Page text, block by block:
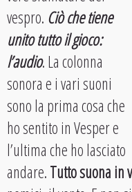
vespro. Ciò che tiene
unito tutto il gioco:
l’audio. La colonna
sonora e i vari suoni
sono la prima cosa che
ho sentito in Vesper e
l’ultima che ho lasciato
andare.Tutto suona in